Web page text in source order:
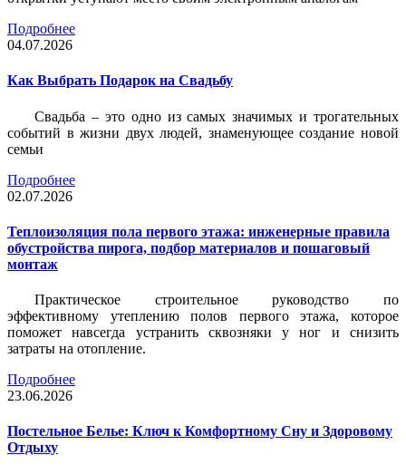
Подробнее
04.07.2026
Как Выбрать Подарок на Свадьбу
Свадьба – это одно из самых значимых и трогательных
событий в жизни двух людей, знаменующее создание новой
семьи
Подробнее
02.07.2026
Теплоизоляция пола первого этажа: инженерные правила
обустройства пирога, подбор материалов и пошаговый
монтаж
Практическое строительное руководство по
эффективному утеплению полов первого этажа, которое
поможет навсегда устранить сквозняки у ног и снизить
затраты на отопление.
Подробнее
23.06.2026
Постельное Белье: Ключ к Комфортному Сну и Здоровому
Отдыху